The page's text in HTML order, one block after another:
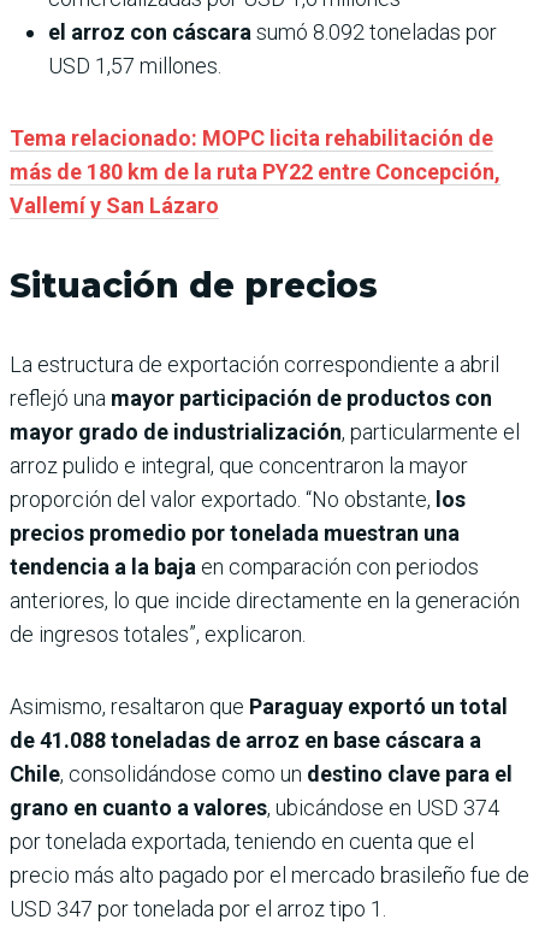
el arroz con cáscara sumó 8.092 toneladas por
USD 1,57 millones.
Tema relacionado: MOPC licita rehabilitación de
más de 180 km de la ruta PY22 entre Concepción,
Vallemí y San Lázaro
Situación de precios
La estructura de exportación correspondiente a abril
reflejó una mayor participación de productos con
mayor grado de industrialización, particularmente el
arroz pulido e integral, que concentraron la mayor
proporción del valor exportado. “No obstante, los
precios promedio por tonelada muestran una
tendencia a la baja en comparación con periodos
anteriores, lo que incide directamente en la generación
de ingresos totales”, explicaron.
Asimismo, resaltaron que Paraguay exportó un total
de 41.088 toneladas de arroz en base cáscara a
Chile, consolidándose como un destino clave para el
grano en cuanto a valores, ubicándose en USD 374
por tonelada exportada, teniendo en cuenta que el
precio más alto pagado por el mercado brasileño fue de
USD 347 por tonelada por el arroz tipo 1.